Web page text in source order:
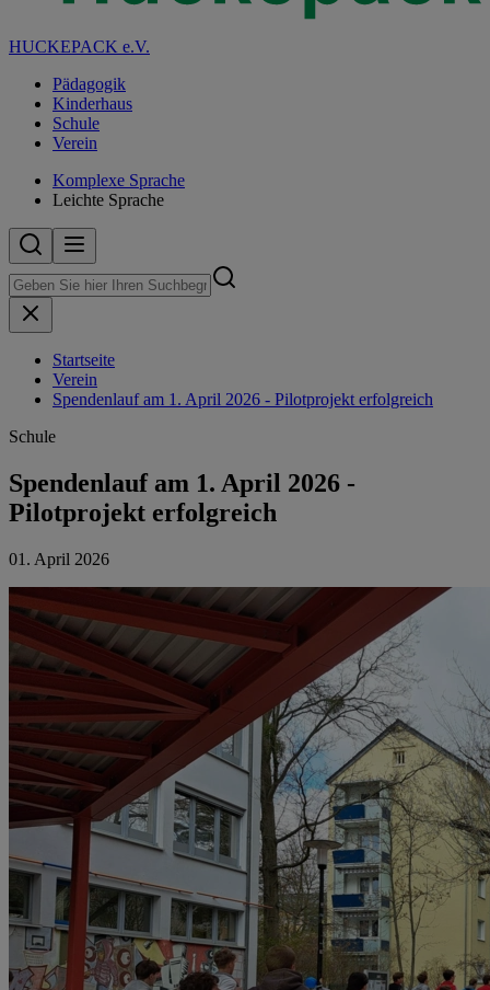
HUCKEPACK e.V.
Pädagogik
Kinderhaus
Schule
Verein
Komplexe Sprache
Leichte Sprache
Startseite
Verein
Spendenlauf am 1. April 2026 - Pilotprojekt erfolgreich
Schule
Spendenlauf am 1. April 2026 -
Pilotprojekt erfolgreich
01. April 2026